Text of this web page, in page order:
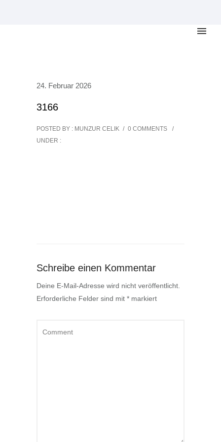
24. Februar 2026
3166
POSTED BY : MUNZUR CELIK / 0 COMMENTS
/
UNDER :
Schreibe einen Kommentar
Deine E-Mail-Adresse wird nicht veröffentlicht.
Erforderliche Felder sind mit * markiert